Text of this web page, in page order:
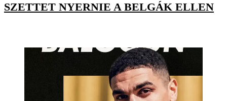
SZETTET NYERNIE A BELGÁK ELLEN